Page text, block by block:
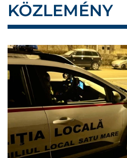
KÖZLEMÉNY